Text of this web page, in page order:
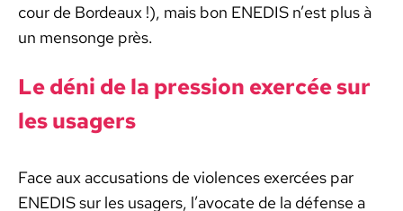
cour de Bor­deaux !), mais bon ENEDIS n’est plus à
un men­songe près.
Le déni de la pres­sion exer­cée sur
les usagers
Face aux accu­sa­tions de vio­lences exer­cées par
ENEDIS sur les usagers, l’av­o­cate de la défense a